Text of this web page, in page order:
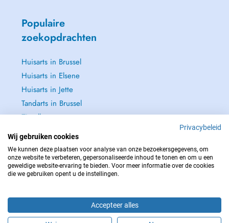
Populaire
zoekopdrachten
Huisarts in Brussel
Huisarts in Elsene
Huisarts in Jette
Tandarts in Brussel
Zie alle →
NEEM IN GEVAL VAN NOOD CONTACT OP MET : 112
Privacybeleid
Wij gebruiken cookies
We kunnen deze plaatsen voor analyse van onze bezoekersgegevens, om
onze website te verbeteren, gepersonaliseerde inhoud te tonen en om u een
geweldige website-ervaring te bieden. Voor meer informatie over de cookies
die we gebruiken opent u de instellingen.
Accepteer alles